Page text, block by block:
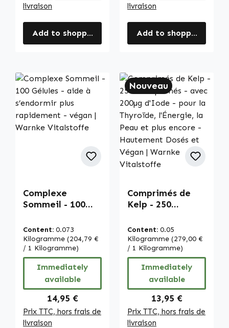
livraison
Add to shopping cart
livraison
Add to shopping cart
Complexe
Sommeil - 100
s’endormir plus
rapidement -
végan | Warnke
Vitalstoffe
Content: 0.073
Kilogramme (204,79 €
/ 1 Kilogramme)
Immediately
available
Regular price:
14,95 €
Prix TTC, hors frais de
livraison
Nouveau
Comprimés de
Kelp - 250
avec 200µg
d'Iode - pour la
Thyroïde,
l'Énergie, la Peau
et plus encore -
Hautement
Dosés et Végan |
Vitalstoffe
Content: 0.05
Kilogramme (279,00 €
/ 1 Kilogramme)
Immediately
available
Regular price:
13,95 €
Prix TTC, hors frais de
livraison